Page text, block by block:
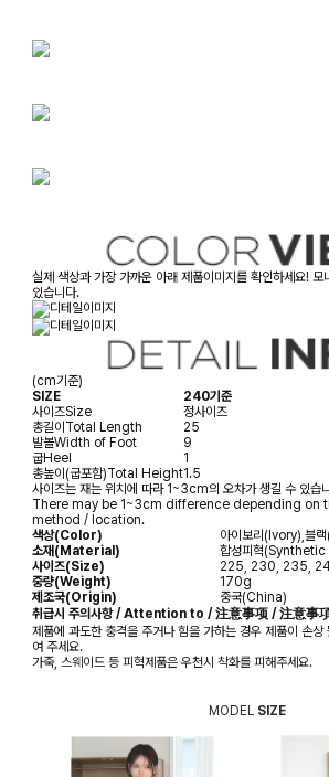
실제 색상과 가장 가까운 아래 제품이미지를 확인하세요! 모
있습니다.
(cm기준)
SIZE
240기준
사이즈Size
정사이즈
총길이Total Length
25
발볼Width of Foot
9
굽Heel
1
총높이(굽포함)Total Height1.5
사이즈는 재는 위치에 따라 1~3cm의 오차가 생길 수 있습
There may be 1~3cm difference depending on
method / location.
색상(Color)
아이보리(Ivory),블
소재(Material)
합성피혁
사이즈(Size)
225, 230, 235,
중량(Weight)
170g
제조국(Origin)
중국(China)
취급시 주의사항 / Attention to / 注意事项 / 注意事
제품에 과도한 충격을 주거나 힘을 가하는 경우 제품이 손상
여 주세요.
가죽, 스웨이드 등 피혁제품은 우천시 착화를 피해주세요.
MODEL SIZE